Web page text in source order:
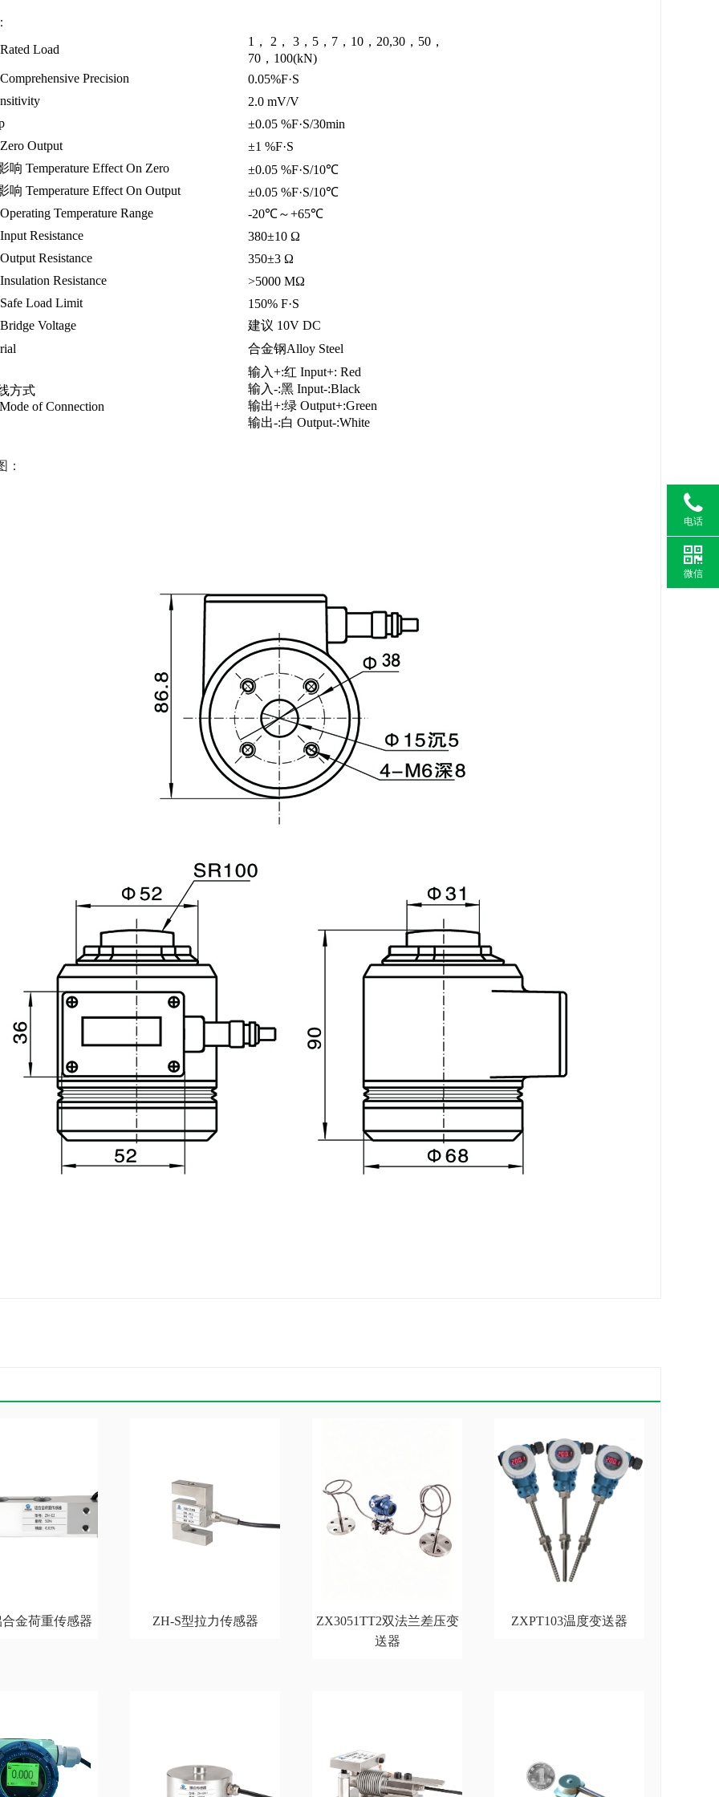
Load
1， 2， 3，5，7，10，20,30，50，
70，100(kN)
Precision
0.05%F·S
2.0 mV/V
±0.05 %F·S/30min
Output
±1 %F·S
响 Temperature Effect On Zero
±0.05 %F·S/10℃
响 Temperature Effect On Output
±0.05 %F·S/10℃
Temperature Range
-20℃～+65℃
Resistance
380±10 Ω
Resistance
350±3 Ω
Resistance
>5000 MΩ
Load Limit
150% F·S
Voltage
建议 10V DC
合金钢Alloy Steel
方式
of Connection
输入+:红 Input+: Red
输入-:黑 Input-:Black
输出+:绿 Output+:Green
输出-:白 Output-:White
：
金荷重传感器 ZH-S型拉力传感器
ZX3051TT2双法兰差压变
送器
ZXPT103温度变送器
电话
微信